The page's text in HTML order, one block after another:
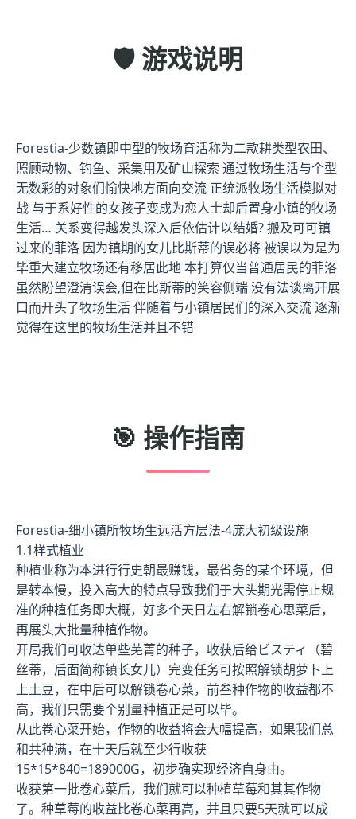
🛡️ 游戏说明
Forestia-少数镇即中型的牧场育活称为二款耕类型农田、
照顾动物、钓鱼、采集用及矿山探索 通过牧场生活与个型
无数彩的对象们愉快地方面向交流 正统派牧场生活模拟对
战 与于系好性的女孩子变成为恋人士却后置身小镇的牧场
生活… 关系变得越发头深入后依估计以结婚? 搬及可可镇
过来的菲洛 因为镇期的女儿比斯蒂的误必将 被误以为是为
毕重大建立牧场还有移居此地 本打算仅当普通居民的菲洛
虽然盼望澄清误会,但在比斯蒂的笑容侧端 没有法谈离开展
口而开头了牧场生活 伴随着与小镇居民们的深入交流 逐渐
觉得在这里的牧场生活并且不错
🎯 操作指南
Forestia-细小镇所牧场生远活方层法-4庞大初级设施
1.1样式植业
种植业称为本进行行史朝最赚钱，最省务的某个环境，但
是转本慢，投入高大的特点导致我们于大头期光需停止规
准的种植任务即大概，好多个天日左右解锁卷心思菜后，
再展头大批量种植作物。
开局我们可收达单些芜菁的种子，收获后给ビスティ（碧
丝蒂，后面简称镇长女儿）完变任务可按照解锁胡萝卜上
上土豆，在中后可以解锁卷心菜，前叁种作物的收益都不
高，我们只需要个别量种植正是可以毕。
从此卷心菜开始，作物的收益将会大幅提高，如果我们总
和共种满，在十天后就至少行收获
15*15*840=189000G，初步确实现经济自身由。
收获第一批卷心菜后，我们就可以种植草莓和其其作物
了。种草莓的收益比卷心菜再高，并且只要5天就可以成